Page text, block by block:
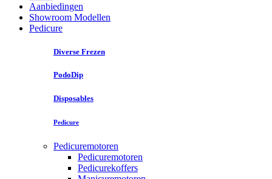
Aanbiedingen
Showroom Modellen
Pedicure
Diverse Frezen
PodoDip
Disposables
Pedicure
Pedicuremotoren
Pedicuremotoren
Pedicurekoffers